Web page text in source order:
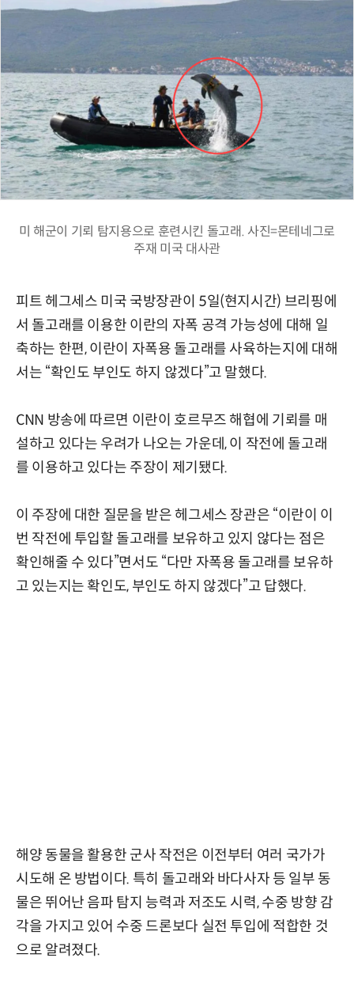
미 해군이 기뢰 탐지용으로 훈련시킨 돌고래. 사진=몬테네그로
주재 미국 대사관
피트 헤그세스 미국 국방장관이 5일(현지시간) 브리핑에
서 돌고래를 이용한 이란의 자폭 공격 가능성에 대해 일
축하는 한편, 이란이 자폭용 돌고래를 사육하는지에 대해
서는 “확인도 부인도 하지 않겠다”고 말했다.
CNN 방송에 따르면 이란이 호르무즈 해협에 기뢰를 매
설하고 있다는 우려가 나오는 가운데, 이 작전에 돌고래
를 이용하고 있다는 주장이 제기됐다.
이 주장에 대한 질문을 받은 헤그세스 장관은 “이란이 이
번 작전에 투입할 돌고래를 보유하고 있지 않다는 점은
확인해줄 수 있다”면서도 “다만 자폭용 돌고래를 보유하
고 있는지는 확인도, 부인도 하지 않겠다”고 답했다.
해양 동물을 활용한 군사 작전은 이전부터 여러 국가가
시도해 온 방법이다. 특히 돌고래와 바다사자 등 일부 동
물은 뛰어난 음파 탐지 능력과 저조도 시력, 수중 방향 감
각을 가지고 있어 수중 드론보다 실전 투입에 적합한 것
으로 알려졌다.